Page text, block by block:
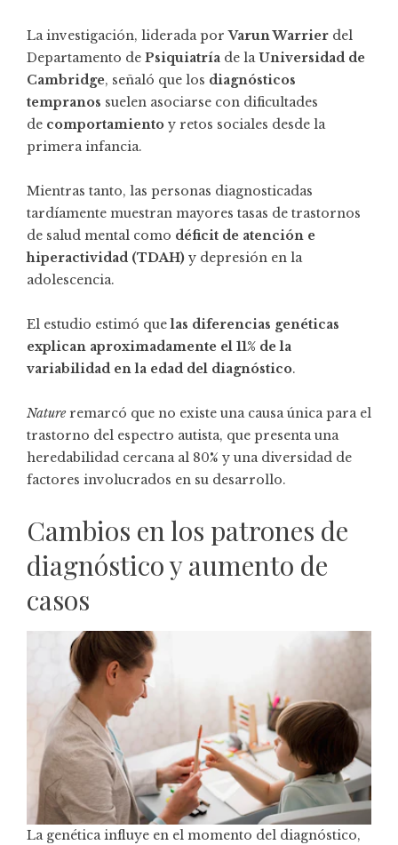
La investigación, liderada porVarun Warrier del
Departamento de Psiquiatría de laUniversidad de
Cambridge, señaló que los diagnósticos
tempranos suelen asociarse con dificultades
de comportamiento y retos sociales desde la
primera infancia.
Mientras tanto, las personas diagnosticadas
tardíamente muestran mayores tasas de trastornos
de salud mental como déficit de atención e
hiperactividad (TDAH) y depresión en la
adolescencia.
El estudio estimó quelas diferencias genéticas
explican aproximadamente el 11% de la
variabilidad en la edad del diagnóstico.
Natureremarcó que no existe una causa única para el
trastorno del espectro autista, que presenta una
heredabilidad cercana al 80% y una diversidad de
factores involucrados en su desarrollo.
Cambios en los patrones de
diagnóstico y aumento de
casos
La genética influye en el momento del diagnóstico,